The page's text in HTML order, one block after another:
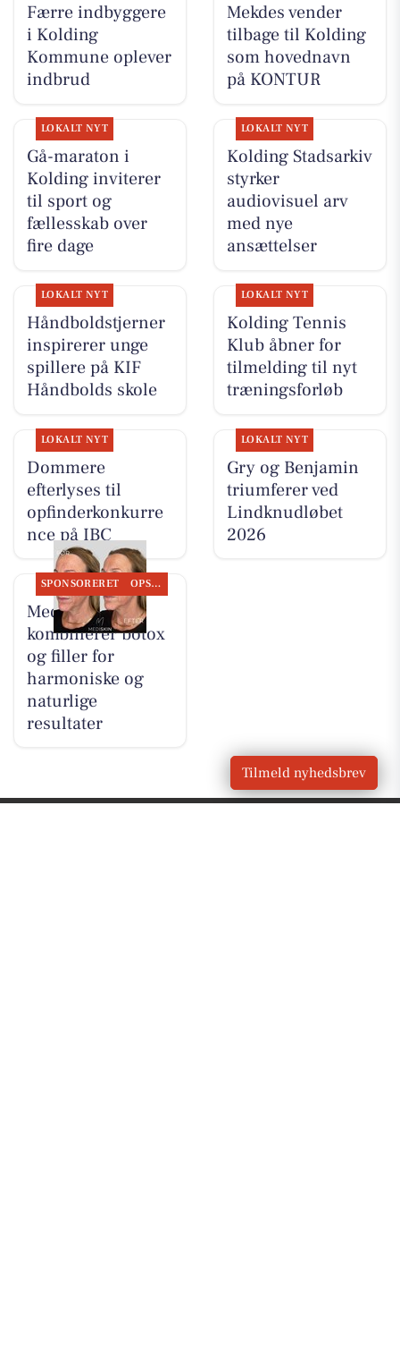
Færre indbyggere
i Kolding
Kommune oplever
indbrud
Mekdes vender
tilbage til Kolding
som hovednavn
på KONTUR
LOKALT NYT
Gå-maraton i
Kolding inviterer
til sport og
fællesskab over
fire dage
LOKALT NYT
Kolding Stadsarkiv
styrker
audiovisuel arv
med nye
ansættelser
LOKALT NYT
Håndboldstjerner
inspirerer unge
spillere på KIF
Håndbolds skole
LOKALT NYT
Kolding Tennis
Klub åbner for
tilmelding til nyt
træningsforløb
LOKALT NYT
Dommere
efterlyses til
opfinderkonkurre
nce på IBC
LOKALT NYT
Gry og Benjamin
triumferer ved
Lindknudløbet
2026
SPONSORERET OPSLAGSTAVLEN
MediSkin
kombinerer botox
og filler for
harmoniske og
naturlige
resultater
Tilmeld nyhedsbrev